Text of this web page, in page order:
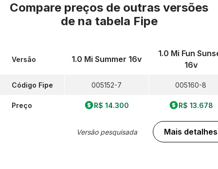
Compare preços de outras versões
de na tabela Fipe
Versão
Código Fipe
Preço
1.0 Mi Summer 16v
005152-7
R$ 14.300
Versão pesquisada
1.0 Mi Fun
16v
005160-8
R$ 13.678
Mais detalhes